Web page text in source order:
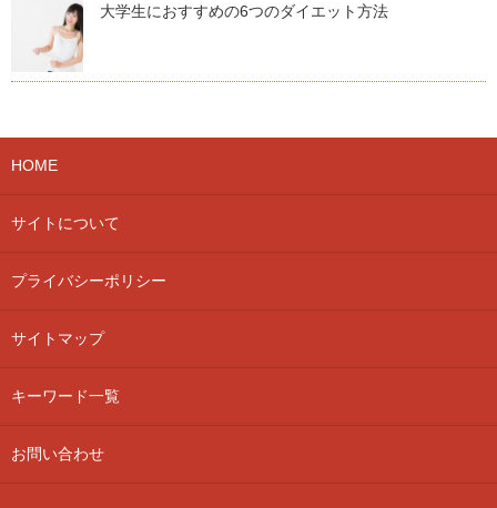
大学生におすすめの6つのダイエット方法
HOME
サイトについて
プライバシーポリシー
サイトマップ
キーワード一覧
お問い合わせ